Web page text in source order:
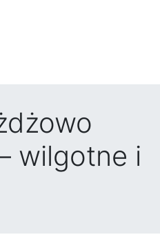
wilgotne i